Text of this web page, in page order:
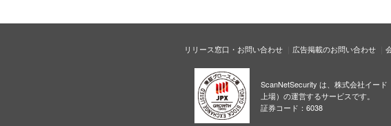
リリース窓口・お問い合わせ 広告掲載のお問い合わせ
ScanNetSecurity は、株式会社イード
上場）の運営するサービスです。
証券コード：6038